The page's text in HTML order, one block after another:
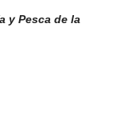
y Pesca de la